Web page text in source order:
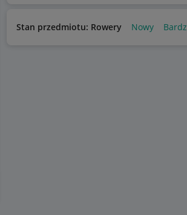
Stan przedmiotu: Rowery Nowy